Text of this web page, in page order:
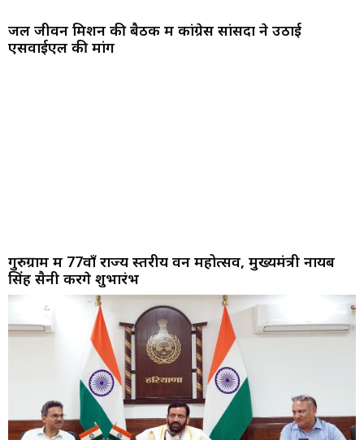
जल जीवन मिशन की बैठक में कांग्रेस सांसदों ने उठाई
एसवाईएल की मांग
गुरुग्राम में 77वाँ राज्य स्तरीय वन महोत्सव, मुख्यमंत्री नायब
सिंह सैनी करेंगे शुभारंभ